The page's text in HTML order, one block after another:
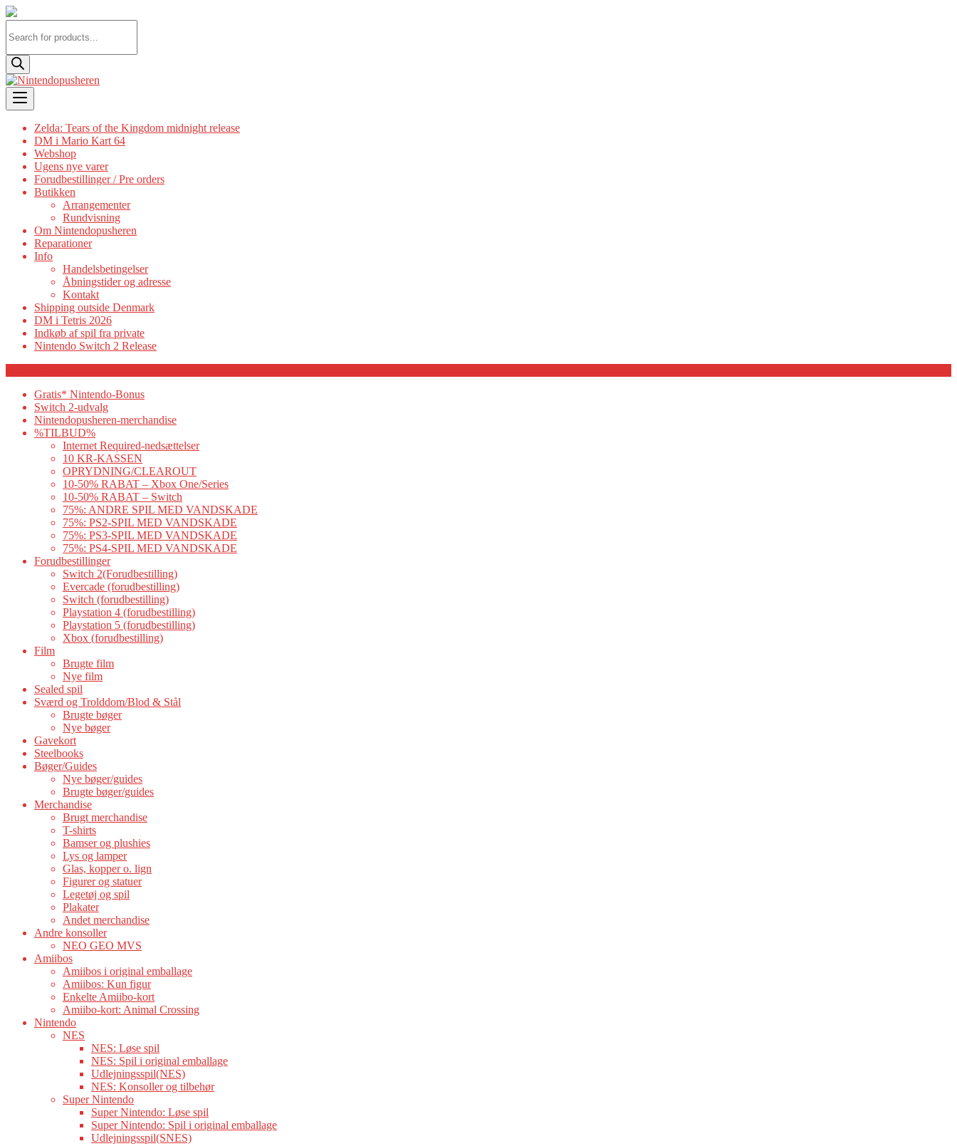
search
Skip
to
content
Zelda: Tears of the Kingdom midnight release
DM i Mario Kart 64
Webshop
Ugens nye varer
Forudbestillinger / Pre orders
Butikken
Arrangementer
Rundvisning
Om Nintendopusheren
Reparationer
Info
Handelsbetingelser
Åbningstider og adresse
Kontakt
Shipping outside Denmark
DM i Tetris 2026
Indkøb af spil fra private
Nintendo Switch 2 Release
Gratis* Nintendo-Bonus
Switch 2-udvalg
Nintendopusheren-merchandise
%TILBUD%
Internet Required-nedsættelser
10 KR-KASSEN
OPRYDNING/CLEAROUT
10-50% RABAT – Xbox One/Series
10-50% RABAT – Switch
75%: ANDRE SPIL MED VANDSKADE
75%: PS2-SPIL MED VANDSKADE
75%: PS3-SPIL MED VANDSKADE
75%: PS4-SPIL MED VANDSKADE
Forudbestillinger
Switch 2(Forudbestilling)
Evercade (forudbestilling)
Switch (forudbestilling)
Playstation 4 (forudbestilling)
Playstation 5 (forudbestilling)
Xbox (forudbestilling)
Film
Brugte film
Nye film
Sealed spil
Sværd og Trolddom/Blod & Stål
Brugte bøger
Nye bøger
Gavekort
Steelbooks
Bøger/Guides
Nye bøger/guides
Brugte bøger/guides
Merchandise
Brugt merchandise
T-shirts
Bamser og plushies
Lys og lamper
Glas, kopper o. lign
Figurer og statuer
Legetøj og spil
Plakater
Andet merchandise
Andre konsoller
NEO GEO MVS
Amiibos
Amiibos i original emballage
Amiibos: Kun figur
Enkelte Amiibo-kort
Amiibo-kort: Animal Crossing
Nintendo
NES
NES: Løse spil
NES: Spil i original emballage
Udlejningsspil(NES)
NES: Konsoller og tilbehør
Super Nintendo
Super Nintendo: Løse spil
Super Nintendo: Spil i original emballage
Udlejningsspil(SNES)